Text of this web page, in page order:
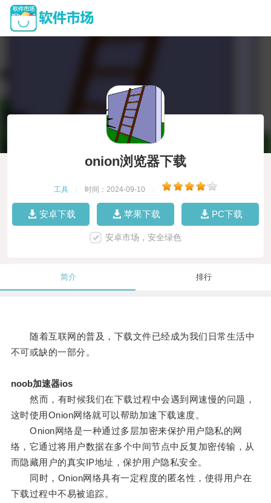
onion浏览器下载
工具 时间：2024-09-10
安卓下载 苹果下载 PC下载
安卓市场，安全绿色
简介 排行
随着互联网的普及，下载文件已经成为我们日常生活中
不可或缺的一部分。
noob加速器ios
然而，有时候我们在下载过程中会遇到网速慢的问题，
这时使用Onion网络就可以帮助加速下载速度。
Onion网络是一种通过多层加密来保护用户隐私的网
络，它通过将用户数据在多个中间节点中反复加密传输，从
而隐藏用户的真实IP地址，保护用户隐私安全。
同时，Onion网络具有一定程度的匿名性，使得用户在
下载过程中不易被追踪。